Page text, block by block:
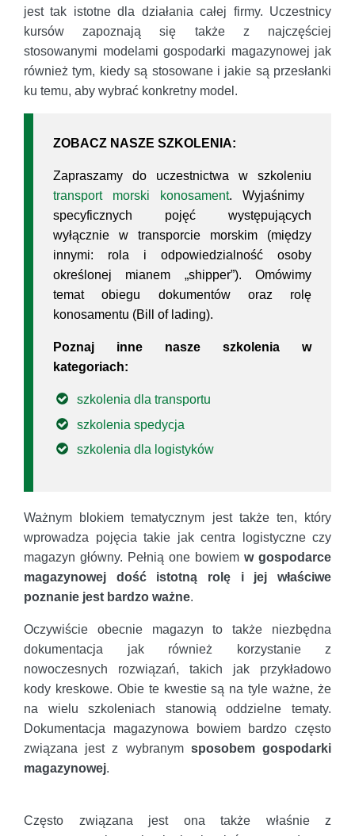
jest tak istotne dla działania całej firmy. Uczestnicy
kursów zapoznają się także z najczęściej
stosowanymi modelami gospodarki magazynowej jak
również tym, kiedy są stosowane i jakie są przesłanki
ku temu, aby wybrać konkretny model.
ZOBACZ NASZE SZKOLENIA:
Zapraszamy do uczestnictwa w szkoleniu
transport morski konosament. Wyjaśnimy
specyficznych pojęć występujących
wyłącznie w transporcie morskim (między
innymi: rola i odpowiedzialność osoby
określonej mianem „shipper”). Omówimy
temat obiegu dokumentów oraz rolę
konosamentu (Bill of lading).
Poznaj inne nasze szkolenia w
kategoriach:
szkolenia dla transportu
szkolenia spedycja
szkolenia dla logistyków
Ważnym blokiem tematycznym jest także ten, który
wprowadza pojęcia takie jak centra logistyczne czy
magazyn główny. Pełnią one bowiem w gospodarce
magazynowej dość istotną rolę i jej właściwe
poznanie jest bardzo ważne.
Oczywiście obecnie magazyn to także niezbędna
dokumentacja jak również korzystanie z
nowoczesnych rozwiązań, takich jak przykładowo
kody kreskowe. Obie te kwestie są na tyle ważne, że
na wielu szkoleniach stanowią oddzielne tematy.
Dokumentacja magazynowa bowiem bardzo często
związana jest z wybranym sposobem gospodarki
magazynowej.
Często związana jest ona także właśnie z